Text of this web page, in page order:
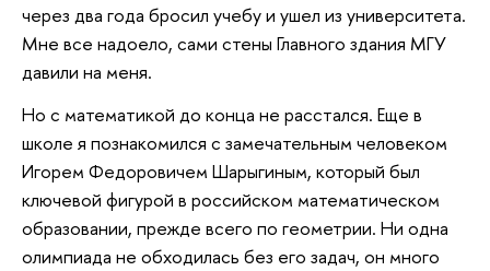
через два года бросил учебу и ушел из университета.
Мне все надоело, сами стены Главного здания МГУ
давили на меня.
Но с математикой до конца не расстался. Еще в
школе я познакомился с замечательным человеком
Игорем Федоровичем Шарыгиным, который был
ключевой фигурой в российском математическом
образовании, прежде всего по геометрии. Ни одна
олимпиада не обходилась без его задач, он много